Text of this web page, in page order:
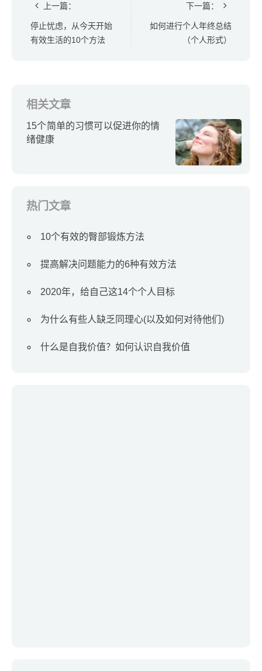
上一篇：
停止忧虑，从今天开始
有效生活的10个方法
下一篇：
如何进行个人年终总结
（个人形式）
相关文章
15个简单的习惯可以促进你的情
绪健康
热门文章
10个有效的臀部锻炼方法
提高解决问题能力的6种有效方法
2020年，给自己这14个个人目标
为什么有些人缺乏同理心(以及如何对待他们)
什么是自我价值？如何认识自我价值